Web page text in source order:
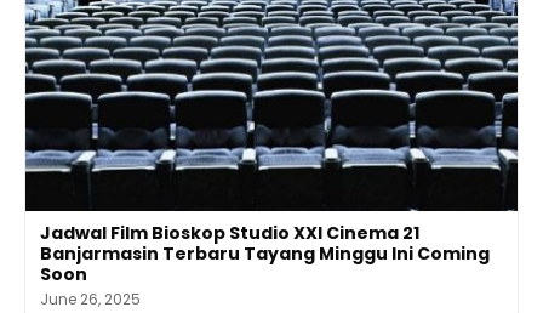
Jadwal Film Bioskop Studio XXI Cinema 21
Banjarmasin Terbaru Tayang Minggu Ini Coming
Soon
June 26, 2025